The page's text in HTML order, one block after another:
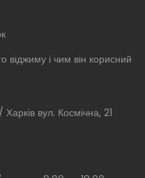
віджиму і чим він корисний
вул. Космічна, 21